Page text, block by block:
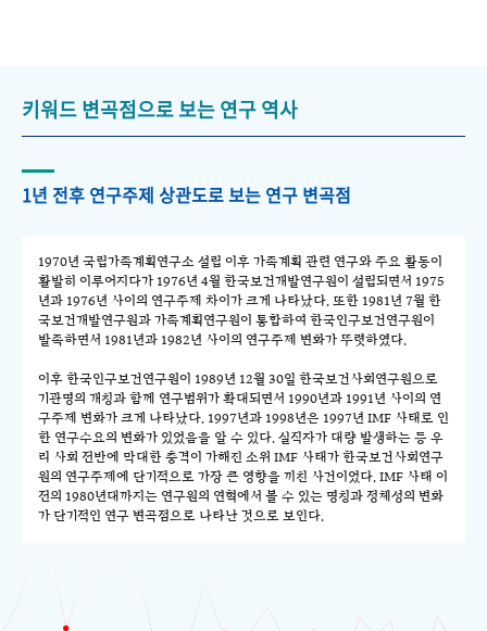
키워드 변곡점으로 보는 연구 역사
1년 전후 연구주제 상관도로 보는 연구 변곡점
1970년 국립가족계획연구소 설립 이후 가족계획 관련 연구와 주요 활동이
활발히 이루어지다가 1976년 4월 한국보건개발연구원이 설립되면서 1975
년과 1976년 사이의 연구주제 차이가 크게 나타났다. 또한 1981년 7월 한
국보건개발연구원과 가족계획연구원이 통합하여 한국인구보건연구원이
발족하면서 1981년과 1982년 사이의 연구주제 변화가 뚜렷하였다.
이후 한국인구보건연구원이 1989년 12월 30일 한국보건사회연구원으로
기관명의 개칭과 함께 연구범위가 확대되면서 1990년과 1991년 사이의 연
구주제 변화가 크게 나타났다. 1997년과 1998년은 1997년 IMF 사태로 인
한 연구수요의 변화가 있었음을 알 수 있다. 실직자가 대량 발생하는 등 우
리 사회 전반에 막대한 충격이 가해진 소위 IMF 사태가 한국보건사회연구
원의 연구주제에 단기적으로 가장 큰 영향을 끼친 사건이었다. IMF 사태 이
전의 1980년대까지는 연구원의 연혁에서 볼 수 있는 명칭과 정체성의 변화
가 단기적인 연구 변곡점으로 나타난 것으로 보인다.